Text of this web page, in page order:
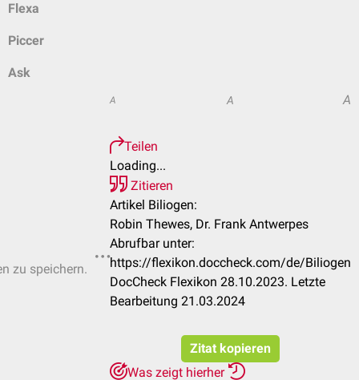
Flexa
Piccer
Ask
zu speichern.
A A A
Teilen
Loading...
Zitieren
Artikel Biliogen:
Robin Thewes, Dr. Frank Antwerpes
Abrufbar unter:
https://flexikon.doccheck.com/de/Biliogen
DocCheck Flexikon 28.10.2023. Letzte
Bearbeitung 21.03.2024
Zitat kopieren
Was zeigt hierher